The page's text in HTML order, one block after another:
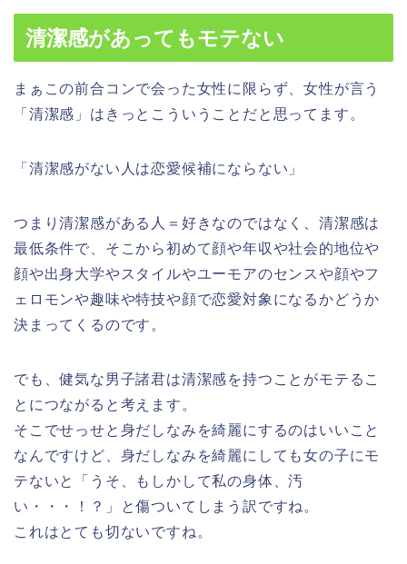
清潔感があってもモテない
まぁこの前合コンで会った女性に限らず、女性が言う
「清潔感」はきっとこういうことだと思ってます。
「清潔感がない人は恋愛候補にならない」
つまり清潔感がある人＝好きなのではなく、 清潔感は
最低条件で、そこから初めて顔や年収や社会的地位や
顔や出身大学やスタイルやユーモアのセンスや顔やフ
ェロモンや趣味や特技や顔で恋愛対象になるかどうか
決まってくるのです。
でも、健気な男子諸君は清潔感を持つことがモテるこ
とにつながると考えます。
そこでせっせと身だしなみを綺麗にするのはいいこと
なんですけど、 身だしなみを綺麗にしても女の子にモ
テないと「うそ、もしかして私の身体、汚
い・・・！？」と傷ついてしまう訳ですね。
これはとても切ないですね。